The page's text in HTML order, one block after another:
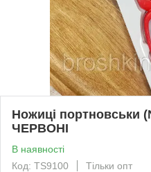
Ножиці портновськи
ЧЕРВОНІ
В наявності
Код: ТS9100
Тільки опт